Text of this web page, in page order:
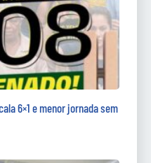
6×1 e menor jornada sem